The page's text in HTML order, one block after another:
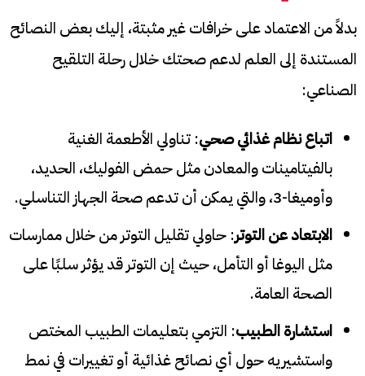
بدلاً من الاعتماد على خرافات غير مثبتة، إليك بعض النصائح
المستندة إلى العلم لدعم صحتك خلال رحلة التلقيح
الصناعي:
اتباع نظام غذائي صحي: تناولي الأطعمة الغنية
بالفيتامينات والمعادن مثل حمض الفوليك، الحديد،
وأوميغا-3، والتي يمكن أن تدعم صحة الجهاز التناسلي.
الابتعاد عن التوتر: حاولي تقليل التوتر من خلال ممارسات
مثل اليوغا أو التأمل، حيث إن التوتر قد يؤثر سلبًا على
الصحة العامة.
استشارة الطبيب: التزمي بتعليمات الطبيب المختص
واستشيريه حول أي نصائح غذائية أو تغييرات في نمط